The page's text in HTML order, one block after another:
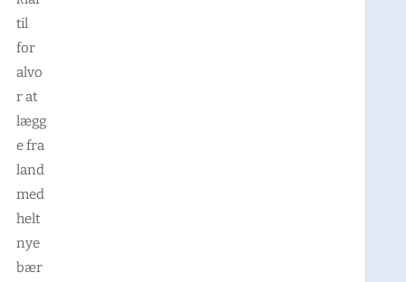
til
for
alvo
r at
lægg
e fra
land
med
helt
nye
bær